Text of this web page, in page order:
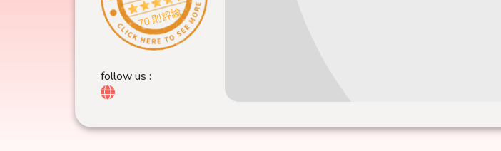
70 則評論
follow us :